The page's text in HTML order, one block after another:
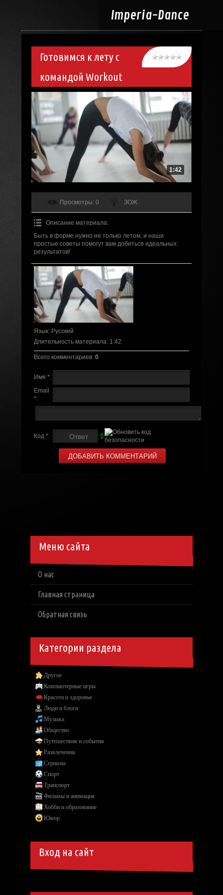
Imperia-Dance
Готовимся к лету с
командой Workout
1:42
Просмотры: 0 ЗОЖ
Описание материала:
Быть в форме нужно не только летом, и наши
простые советы помогут вам добиться идеальных
результатов!
Язык: Русский
Длительность материала: 1:42
Всего комментариев: 0
Имя *:
Email
*:
Код *:
Меню сайта
О нас
Главная страница
Обратная связь
Категории раздела
Другое
Компьютерные игры
Красота и здоровье
Люди и блоги
Музыка
Общество
Путешествия и события
Развлечения
Сериалы
Спорт
Транспорт
Фильмы и анимация
Хобби и образование
Юмор
Вход на сайт